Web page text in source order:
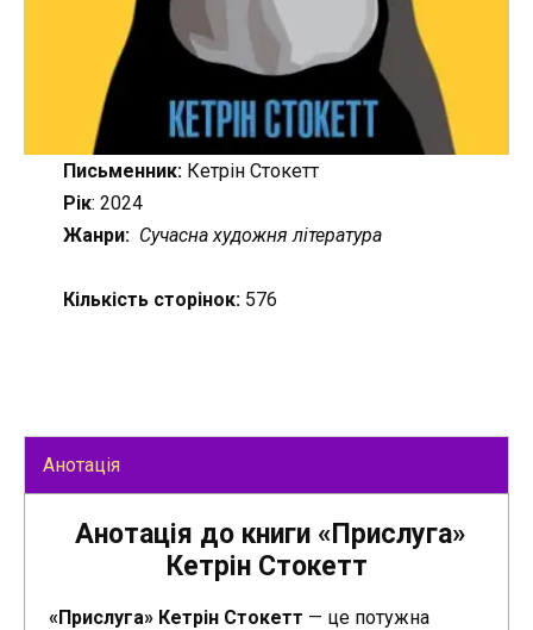
Письменник:Кетрін Стокетт
Рік: 2024
Жанри: Сучасна художня література
Кількість сторінок:576
Анотація
Анотація до книги «Прислуга»
Кетрін Стокетт
«Прислуга» Кетрін Стокетт — це потужна